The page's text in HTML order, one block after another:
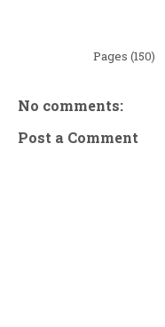
Pages (150)
No comments:
Post a Comment